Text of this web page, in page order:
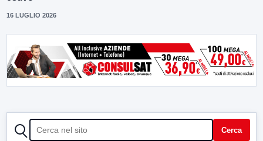
16 LUGLIO 2026
CERCA Cerca